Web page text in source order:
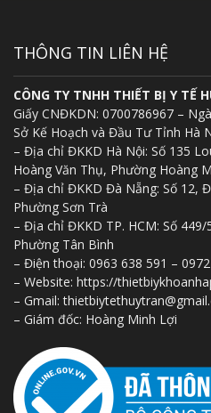
THÔNG TIN LIÊN HỆ
CÔNG TY TNHH THIẾT BỊ Y TẾ
Giấy CNĐKDN: 0700786967 –
Sở Kế Hoạch và Đầu Tư Tỉnh Hà
– Địa chỉ ĐKKD Hà Nội: Số 135
Hoàng Văn Thụ, Phường Hoàng
– Địa chỉ ĐKKD Đà Nẵng: Số 12,
Phường Sơn Trà
– Địa chỉ ĐKKD TP. HCM: Số
Phường Tân Bình
– Điện thoại: 0963 638 591 –
– Website: https://
– Gmail:
– Giám đốc: Hoàng Minh Lợi